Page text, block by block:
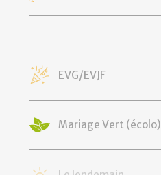
EVG/EVJF
Mariage Vert (écolo)